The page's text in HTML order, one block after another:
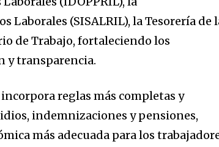
Laborales (SISALRIL), la Tesorería de
de Trabajo, fortaleciendo los
y transparencia.
reglas más completas y
indemnizaciones y pensiones,
más adecuada para los